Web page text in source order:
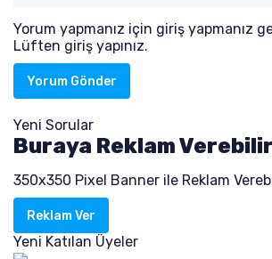
Yorum yapmanız için giriş yapmanız
Lüften giriş yapınız.
Yorum Gönder
Yeni Sorular
Buraya Reklam
350x350 Pixel Banner ile Reklam
Reklam Ver
Yeni Katılan Üyeler